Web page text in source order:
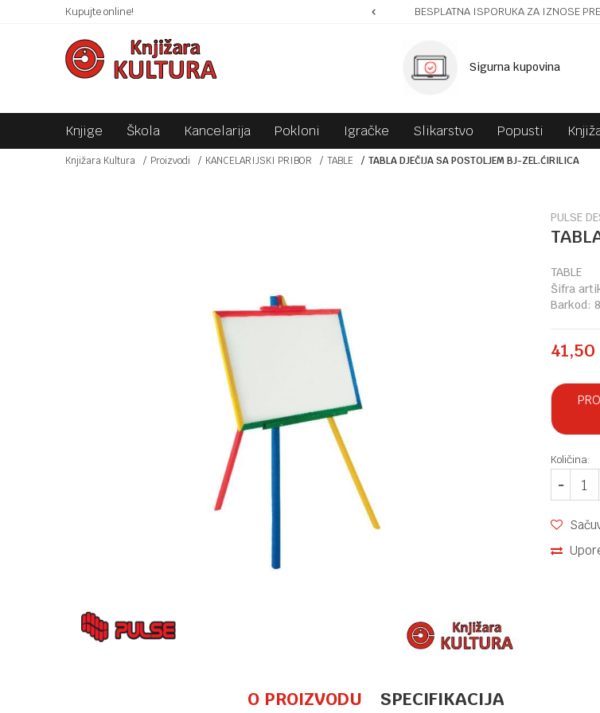
Kupujte online!SIGURNO PLAĆANJE PLATNIM KARTICAMA! BESPLATNA ISPORUKA ZA IZNOSE
Sigurna kupovina
Knjige Škola Kancelarija Pokloni Igračke Slikarstvo Popusti
Knjižara Kultura Proizvodi KANCELARIJSKI PRIBOR TABLE TABLA DJEČIJA SA POSTOLJEM BJ-ZEL.ĆIRILICA
PULSE
TABLE
Šifra
Barkod:
41,50
Količina:
O PROIZVODU
SPECIFIKACIJA